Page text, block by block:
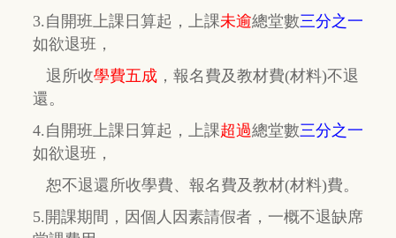
3.自開班上課日算起，上課未逾總堂數三分之一
如欲退班，
退所收學費五成 ， 報名費及教材費(材料)不退
還。
4.自開班上課日算起，上課超過總堂數三分之一
如欲退班，
恕不退還所收學費、報名費及教材(材料)費。
5.開課期間，因個人因素請假者，一概不退缺席